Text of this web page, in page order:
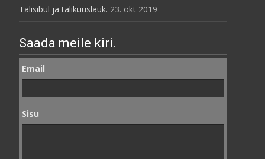
Talisibul ja taliküüslauk. 23. okt 2019
Saada meile kiri.
Email
Sisu